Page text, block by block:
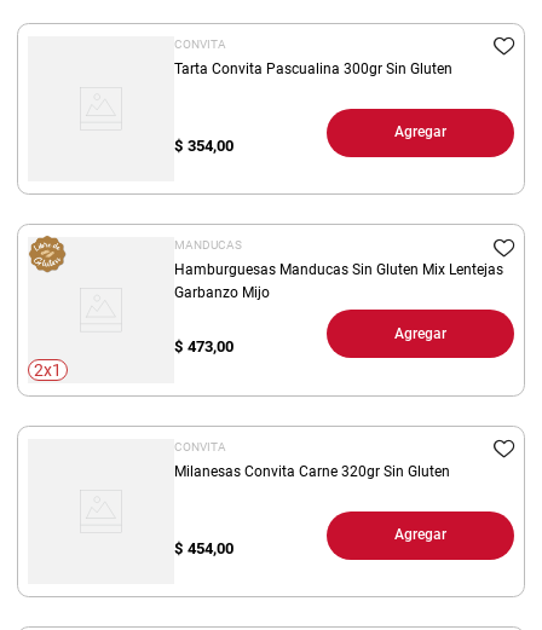
CONVITA
Tarta Convita Pascualina 300gr Sin Gluten
$ 354,00
Agregar
2x1
MANDUCAS
Hamburguesas Manducas Sin Gluten Mix Lentejas
Garbanzo Mijo
$ 473,00
Agregar
CONVITA
Milanesas Convita Carne 320gr Sin Gluten
$ 454,00
Agregar